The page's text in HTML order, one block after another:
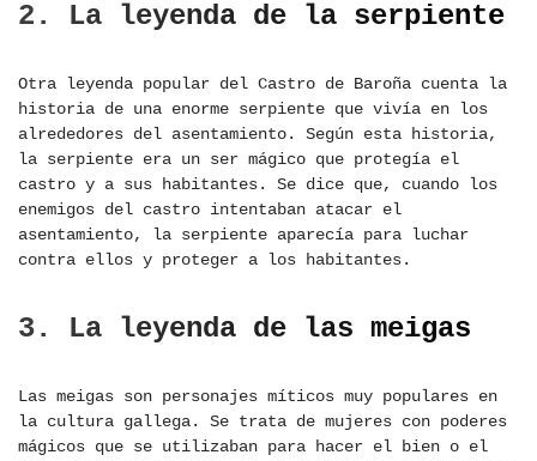
2. La leyenda de la serpiente
Otra leyenda popular del Castro de Baroña cuenta la
historia de una enorme serpiente que vivía en los
alrededores del asentamiento. Según esta historia,
la serpiente era un ser mágico que protegía el
castro y a sus habitantes. Se dice que, cuando los
enemigos del castro intentaban atacar el
asentamiento, la serpiente aparecía para luchar
contra ellos y proteger a los habitantes.
3. La leyenda de las meigas
Las meigas son personajes míticos muy populares en
la cultura gallega. Se trata de mujeres con poderes
mágicos que se utilizaban para hacer el bien o el